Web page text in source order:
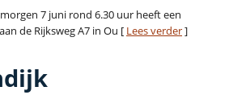
7 juni rond 6.30 uur heeft een
de Rijksweg A7 in Ou [ Lees verder]